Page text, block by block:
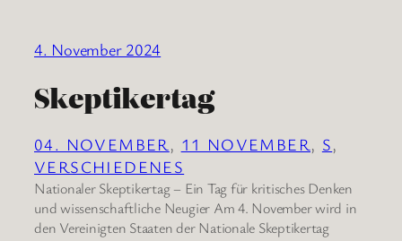
4. November 2024
Skeptikertag
04. NOVEMBER, 11 NOVEMBER, S
VERSCHIEDENES
Nationaler Skeptikertag – Ein Tag für kritisches Denken
und wissenschaftliche Neugier Am 4. November wird in
den Vereinigten Staaten der Nationale Skeptikertag